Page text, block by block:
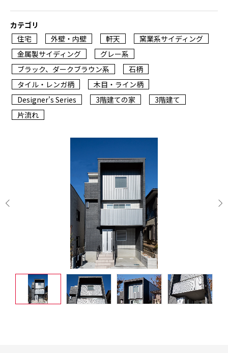
カテゴリ
住宅
外壁・内壁 軒天
窯業系サイディング
金属製サイディング
グレー系
ブラック、ダークブラウン系
石柄
タイル・レンガ柄
木目・ライン柄
Designer's Series
3階建ての家
3階建て
片流れ